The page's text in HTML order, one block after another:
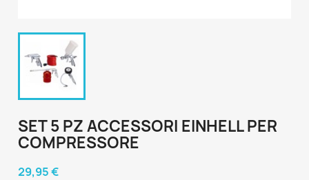
SET 5 PZ ACCESSORI EINHELL PER
COMPRESSORE
29,95 €